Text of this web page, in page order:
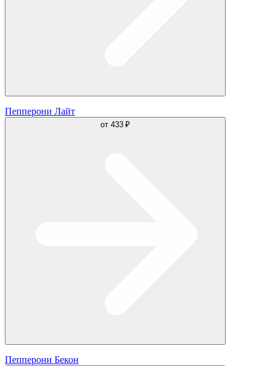
Пепперони Лайт
от 433 ₽
Пепперони Бекон